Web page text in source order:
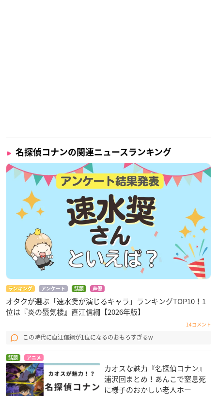
名探偵コナンの関連ニュースランキング
ランキング アンケート 話題 声優
オタクが選ぶ「速水奨が演じるキャラ」ランキングTOP10！1
位は『炎の蜃気楼』直江信綱【2026年版】
14コメント
この時代に直江信綱が1位になるのおもろすぎるw
話題 アニメ
カオスな魅力『名探偵コナン』
浦沢回まとめ！あんこで窒息死
に様子のおかしい老人ホー